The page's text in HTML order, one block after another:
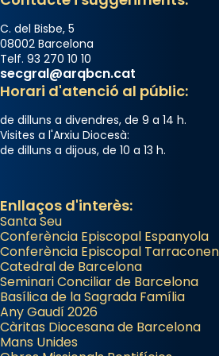
Photo
View on Facebook
Arquebisbat de
2 weeks ago
Memòria de les santes
Acompanyant la història de
partir de l’Edat Mitjana
que les santes Juliana
Semproniana (“relatiu a
eterna”) són deixebles seves.
frare Joan Gaspar Roig,
que les santes són filles de
Mataró en reivindicarà les
C. del Bisbe, 5
08002 Barcelona
Telf. 93 270 10 10
secgral@arqbcn.cat
Horari d'atenció al públic:
de dilluns a divendres, de 9 a 14 h.
Visites a l'Arxiu Diocesà:
de dilluns a dijous, de 10 a 13 h.
Enllaços d'interès:
Santa Seu
Conferència Episcopal Espanyola
Conferència Episcopal
Catedral de Barcelona
Seminari Conciliar de Barcelona
Basílica de la Sagrada Família
Any Gaudí 2026
Càritas Diocesana de Barcelona
Mans Unides